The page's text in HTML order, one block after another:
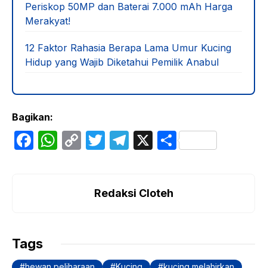
Periskop 50MP dan Baterai 7.000 mAh Harga
Merakyat!
12 Faktor Rahasia Berapa Lama Umur Kucing
Hidup yang Wajib Diketahui Pemilik Anabul
Bagikan:
F
o
o
W
p
C
k
T
er
T
gr
X S
Redaksi Cloteh
Tags